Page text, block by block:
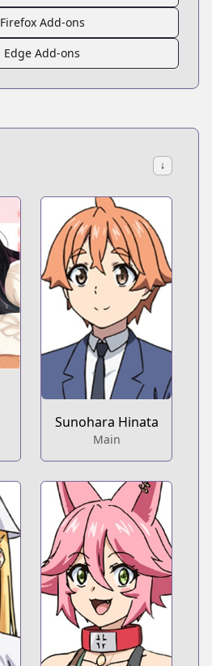
Firefox Add-ons
Edge Add-ons
↓
Sunohara Hinata
Main